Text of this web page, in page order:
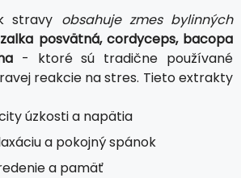
stravy obsahuje zmes bylinných
posvätná, cordyceps, bacopa
- ktoré sú tradične používané
reakcie na stres. Tieto extrakty
úzkosti a napätia
a pokojný spánok
a pamäť